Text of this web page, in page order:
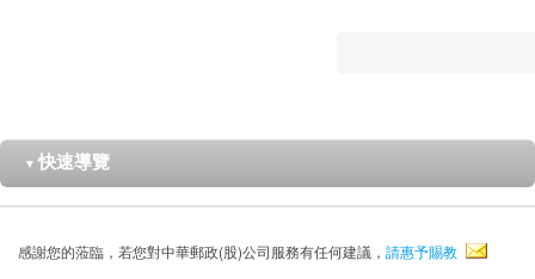
▼ 快速導覽
感謝您的蒞臨，若您對中華郵政(股)公司服務有任何建議， 請惠予賜教